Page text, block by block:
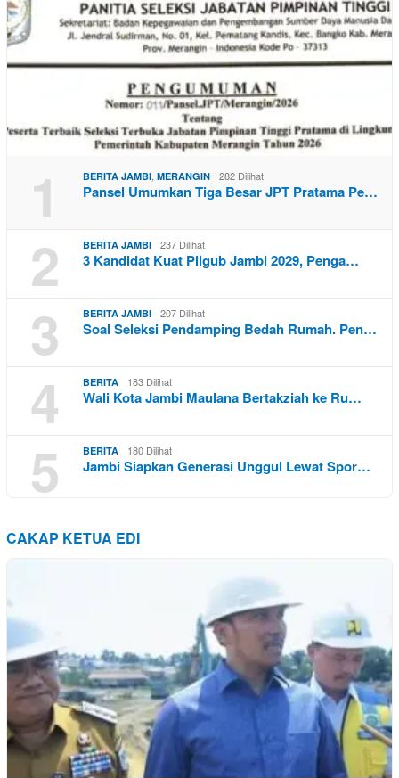
1 BERITA JAMBI, MERANGIN 282 Dilihat
Pansel Umumkan Tiga Besar JPT Pratama Pe…
2 BERITA JAMBI 237 Dilihat
3 Kandidat Kuat Pilgub Jambi 2029, Penga…
3 BERITA JAMBI 207 Dilihat
Soal Seleksi Pendamping Bedah Rumah. Pen…
4 BERITA 183 Dilihat
Wali Kota Jambi Maulana Bertakziah ke Ru…
5 BERITA 180 Dilihat
Jambi Siapkan Generasi Unggul Lewat Spor…
CAKAP KETUA EDI